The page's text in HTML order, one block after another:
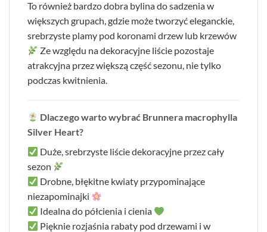
To również bardzo dobra bylina do sadzenia w
większych grupach, gdzie może tworzyć eleganckie,
srebrzyste plamy pod koronami drzew lub krzewów
Ze względu na dekoracyjne liście pozostaje
atrakcyjna przez większą część sezonu, nie tylko
podczas kwitnienia.
Dlaczego warto wybrać Brunnera macrophylla
Silver Heart?
Duże, srebrzyste liście dekoracyjne przez cały
sezon
Drobne, błękitne kwiaty przypominające
niezapominajki
Idealna do półcienia i cienia
Pięknie rozjaśnia rabaty pod drzewami i w